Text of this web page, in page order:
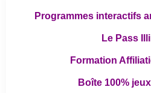
Programmes interactifs
Le Pass
Formation
Boîte 100%